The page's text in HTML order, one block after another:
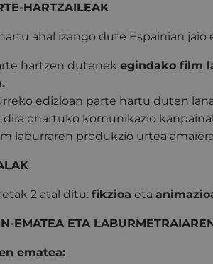
HARTZAILEAK
ahal izango dute Espainian
hartzen dutenek egindako film
edizioan parte hartu duten
dira onartuko komunikazio
laburraren produkzio urtea
2 atal ditu: fikzioa eta
EMATEA ETA
ematea: